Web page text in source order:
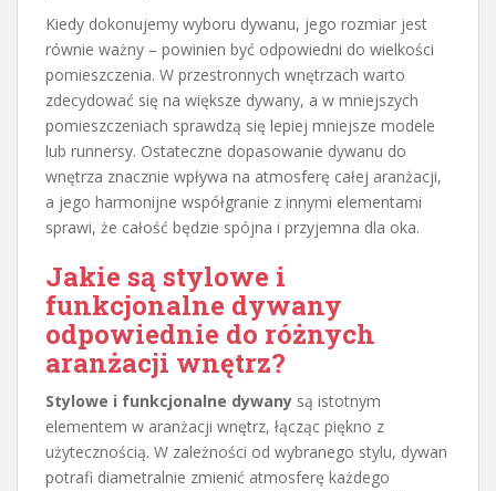
Kiedy dokonujemy wyboru dywanu, jego rozmiar jest
równie ważny – powinien być odpowiedni do wielkości
pomieszczenia. W przestronnych wnętrzach warto
zdecydować się na większe dywany, a w mniejszych
pomieszczeniach sprawdzą się lepiej mniejsze modele
lub runnersy. Ostateczne dopasowanie dywanu do
wnętrza znacznie wpływa na atmosferę całej aranżacji,
a jego harmonijne współgranie z innymi elementami
sprawi, że całość będzie spójna i przyjemna dla oka.
Jakie są stylowe i
funkcjonalne dywany
odpowiednie do różnych
aranżacji wnętrz?
Stylowe i funkcjonalne dywany są istotnym
elementem w aranżacji wnętrz, łącząc piękno z
użytecznością. W zależności od wybranego stylu, dywan
potrafi diametralnie zmienić atmosferę każdego